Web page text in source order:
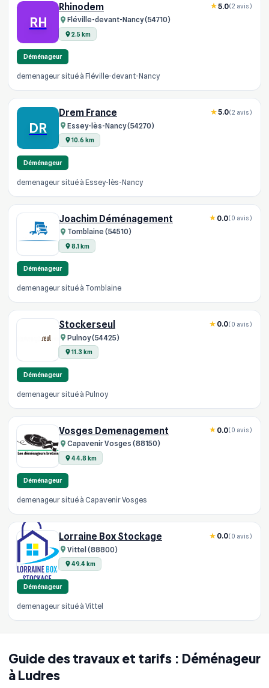
Guide des travaux et tarifs : Déménageur
à Ludres
RH
Rhinodem
Fléville-devant-Nancy (54710)
2.5 km
5.0(2 avis)
Déménageur
demenageur situé à Fléville-devant-Nancy
DR
Drem France
Essey-lès-Nancy (54270)
10.6 km
5.0(2 avis)
Déménageur
demenageur situé à Essey-lès-Nancy
Joachim Déménagement
Tomblaine (54510)
8.1 km
0.0(0 avis)
Déménageur
demenageur situé à Tomblaine
Stockerseul
Pulnoy (54425)
11.3 km
0.0(0 avis)
Déménageur
demenageur situé à Pulnoy
Vosges Demenagement
Capavenir Vosges (88150)
44.8 km
0.0(0 avis)
Déménageur
demenageur situé à Capavenir Vosges
Lorraine Box Stockage
Vittel (88800)
49.4 km
0.0(0 avis)
Déménageur
demenageur situé à Vittel